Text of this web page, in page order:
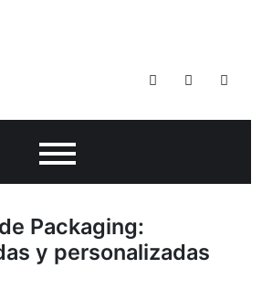
Packaging:
y personalizadas